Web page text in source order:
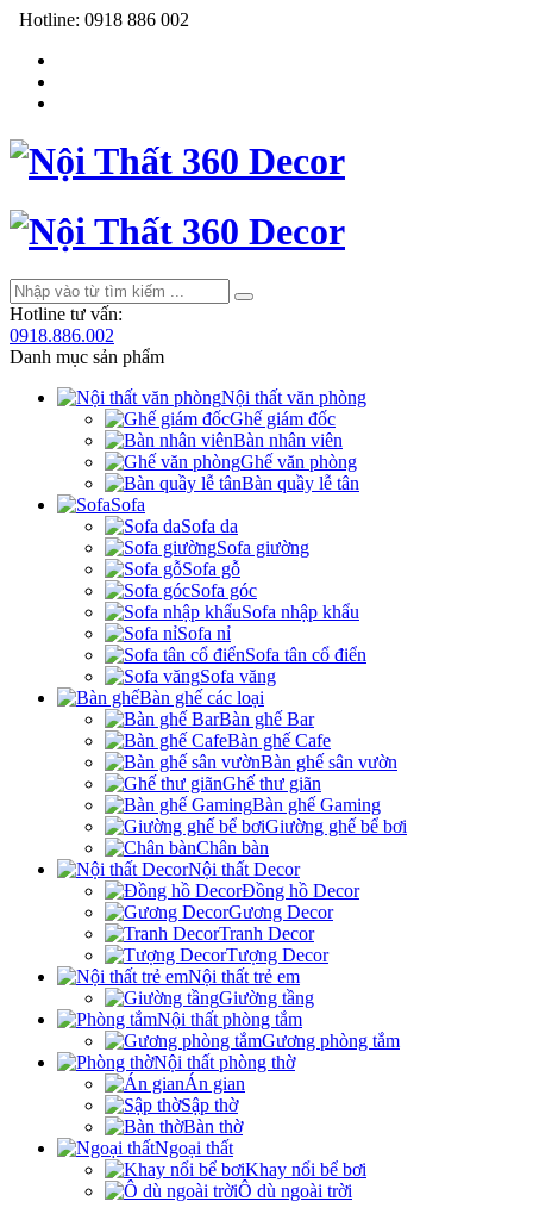
Hotline: 0918 886 002
Hotline tư vấn:
0918.886.002
Danh mục sản phẩm
Nội thất văn phòng
Ghế giám đốc
Bàn nhân viên
Ghế văn phòng
Bàn quầy lễ tân
Sofa
Sofa da
Sofa giường
Sofa gỗ
Sofa góc
Sofa nhập khẩu
Sofa nỉ
Sofa tân cổ điển
Sofa văng
Bàn ghế các loại
Bàn ghế Bar
Bàn ghế Cafe
Bàn ghế sân vườn
Ghế thư giãn
Bàn ghế Gaming
Giường ghế bể bơi
Chân bàn
Nội thất Decor
Đồng hồ Decor
Gương Decor
Tranh Decor
Tượng Decor
Nội thất trẻ em
Giường tầng
Nội thất phòng tắm
Gương phòng tắm
Nội thất phòng thờ
Án gian
Sập thờ
Bàn thờ
Ngoại thất
Khay nổi bể bơi
Ô dù ngoài trời